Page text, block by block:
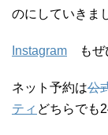
のにしていきま
Instagram もぜ
ネット予約は公
ティ どちらでも